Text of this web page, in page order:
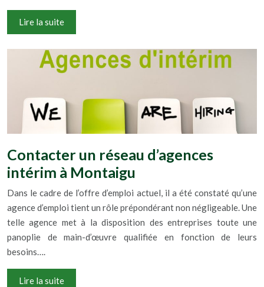
Lire la suite
Contacter un réseau d’agences
intérim à Montaigu
Dans le cadre de l’offre d’emploi actuel, il a été constaté qu’une
agence d’emploi tient un rôle prépondérant non négligeable. Une
telle agence met à la disposition des entreprises toute une
panoplie de main-d’œuvre qualifiée en fonction de leurs
besoins….
Lire la suite